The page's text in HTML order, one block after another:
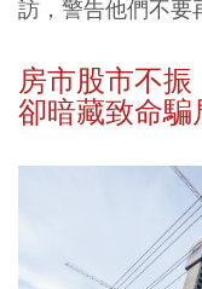
訪，警告他們不要
房市股市不振
卻暗藏致命騙